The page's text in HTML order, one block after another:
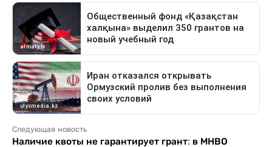
Следующая новость
Наличие квоты не гарантирует грант: в МНВО